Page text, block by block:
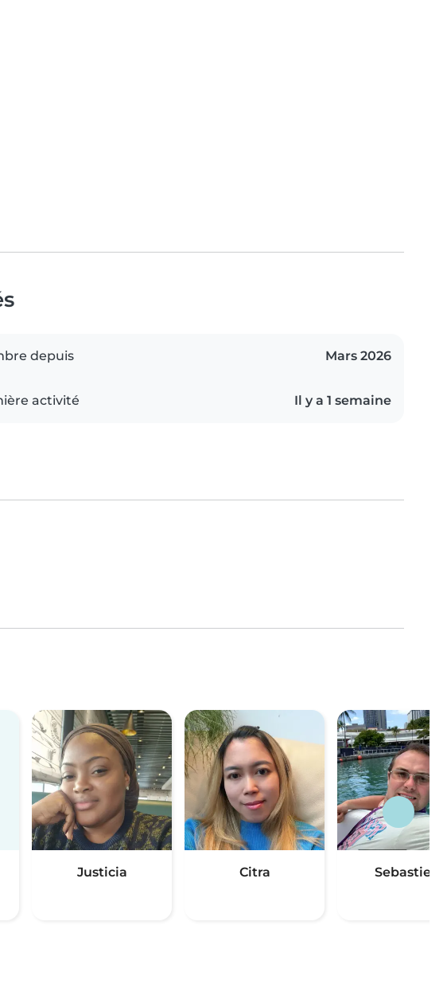
depuis Mars 2026
activité Il y a 1 semaine
Justicia Citra Sebastien